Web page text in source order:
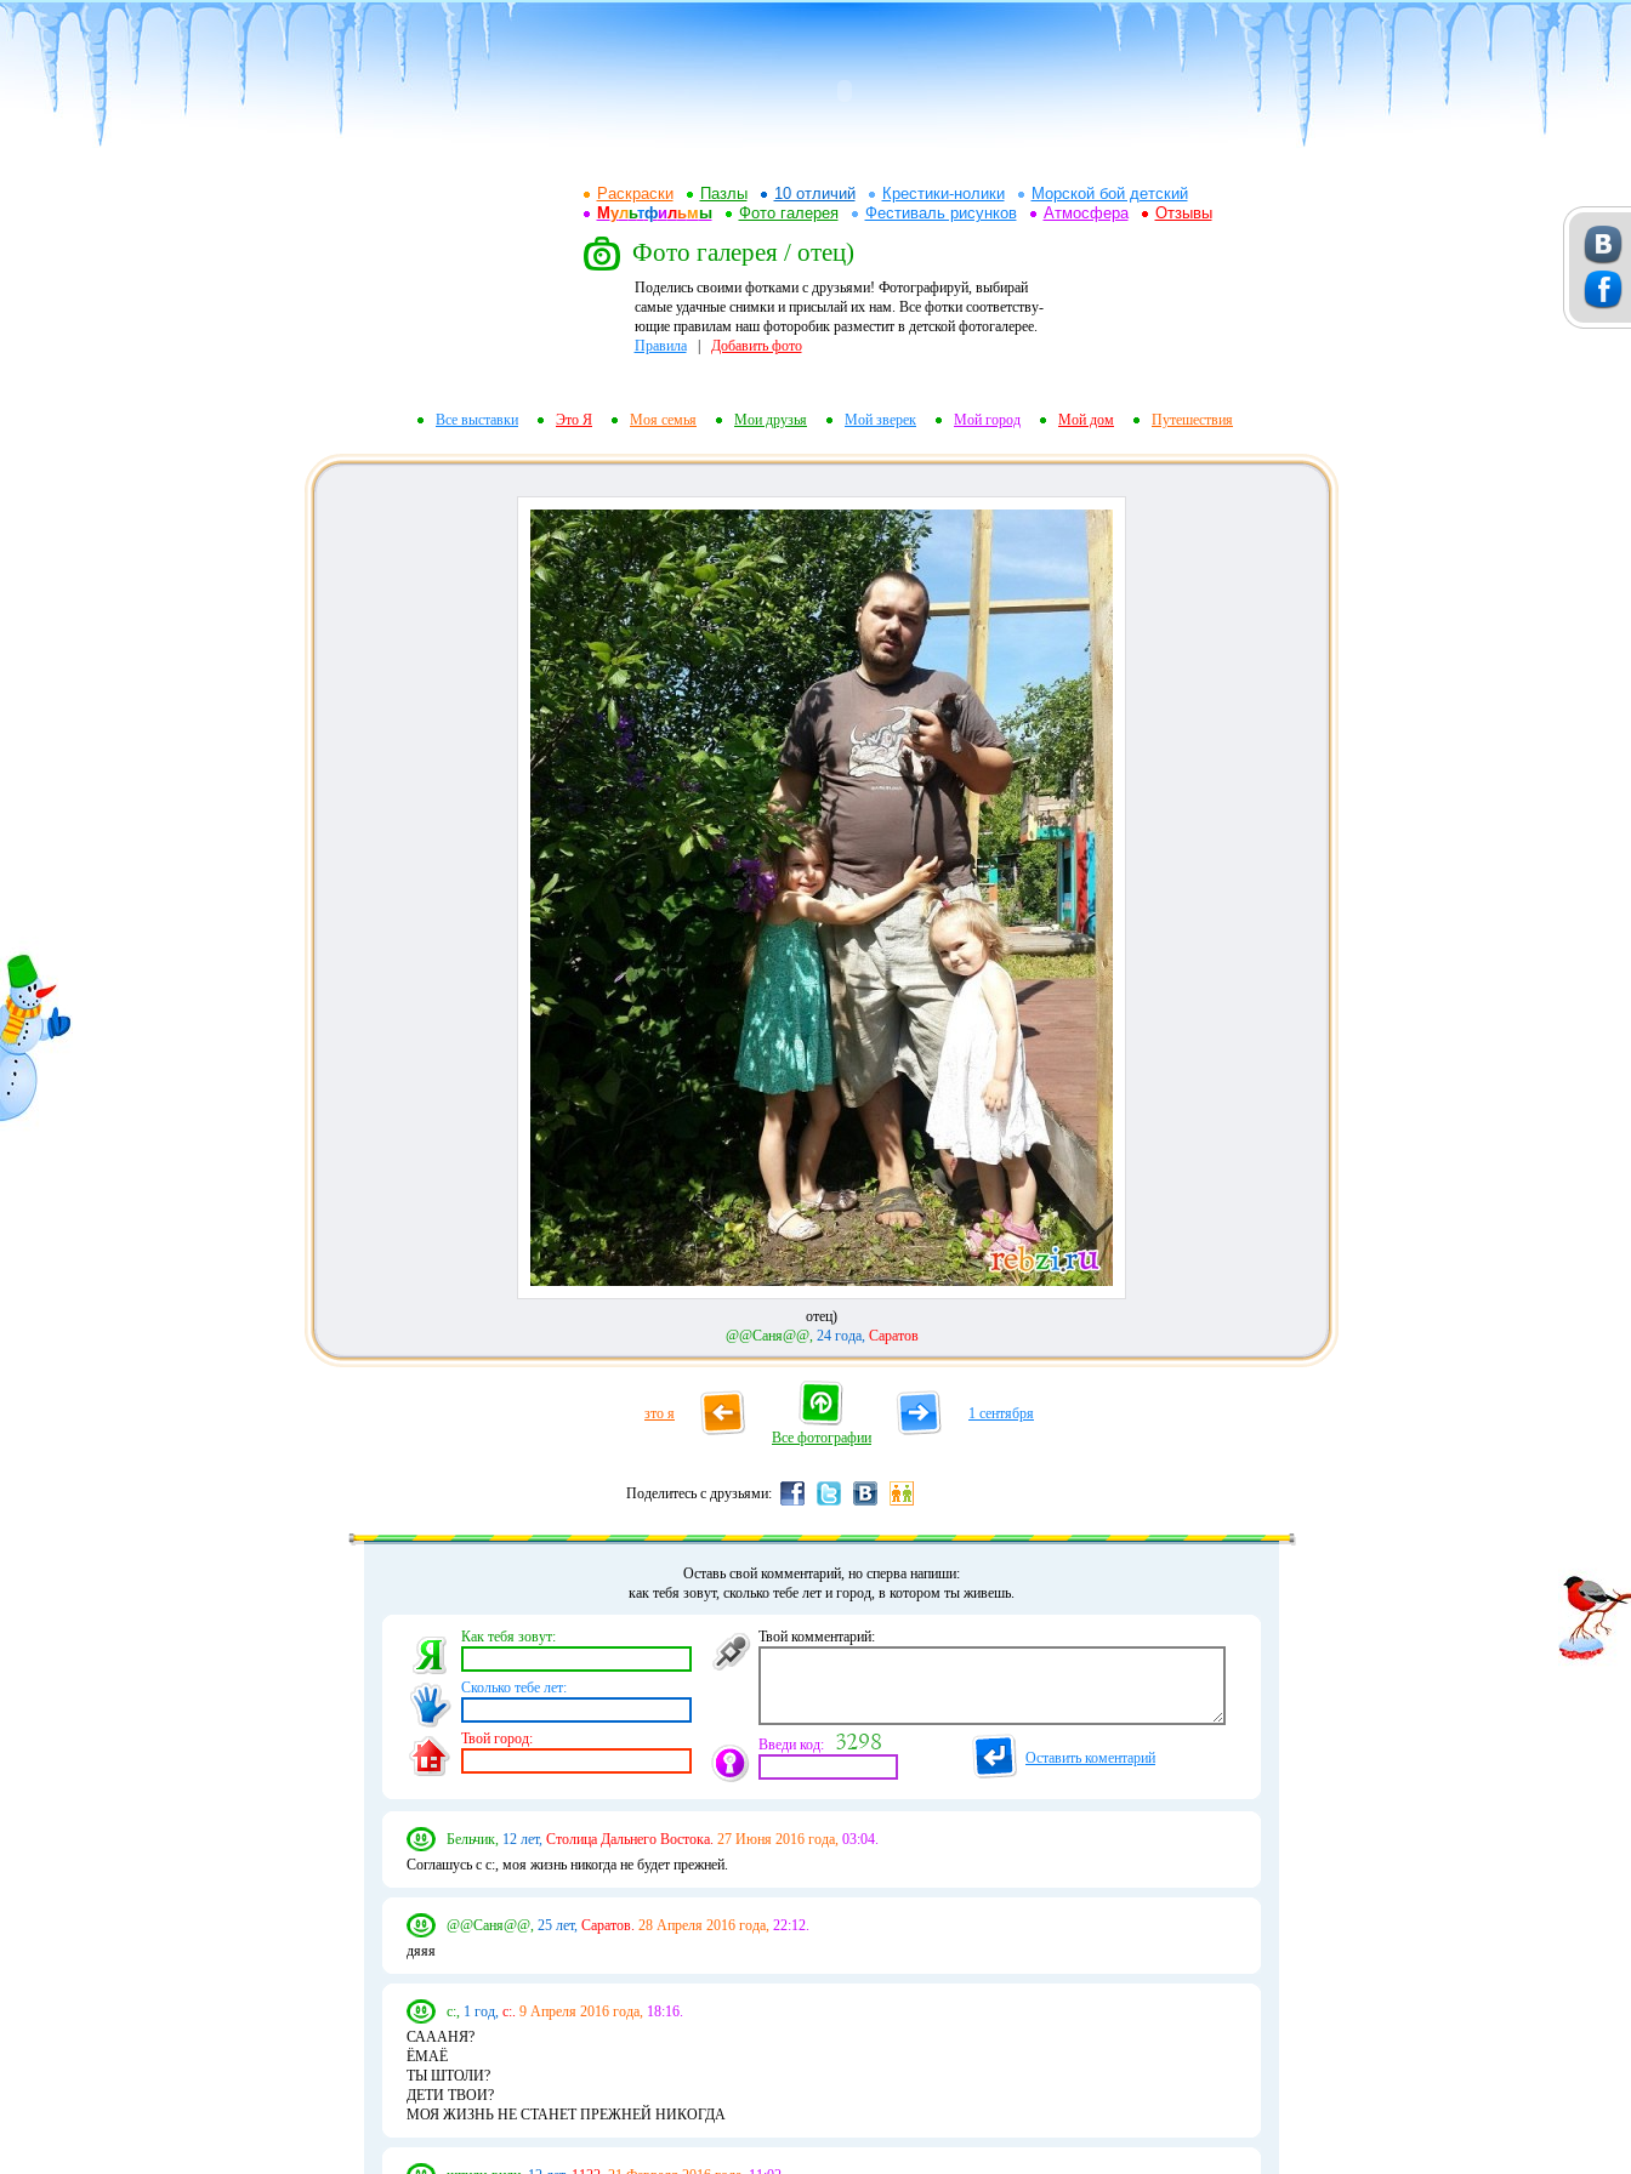
Раскраски Пазлы 10 отличий Крестики-нолики
Морской бой детский
Мультфильмы Фото галерея Фестиваль рисунков Атмосфера Отзывы
Фото галерея / отец)
Поделись своими фотками с друзьями! Фотографируй, выбирай
самые удачные снимки и присылай их нам. Все фотки соответству-
ющие правилам наш фоторобик разместит в детской фотогалерее.
Правила| Добавить фото
Все выставки Это Я Моя семья Мои друзья Мой зверек Мой город Мой дом Путешествия
отец)
@@Caня@@, 24 года, Саратов
зто я
Все фотографии
1 сентября
Поделитесь с друзьями:
Оставь свой комментарий, но сперва напиши:
как тебя зовут, сколько тебе лет и город, в котором ты живешь.
Как тебя зовут:
Сколько тебе лет:
Твой город:
Твой комментарий:
Введи код:
Оставить коментарий
Бельчик, 12 лет, Столица Дальнего Востока. 27 Июня 2016 года, 03:04.
Соглашусь с с:, моя жизнь никогда не будет прежней.
@@Caня@@, 25 лет, Cаратов. 28 Апреля 2016 года, 22:12.
дяяя
с:, 1 год, с:. 9 Апреля 2016 года, 18:16.
САААНЯ?
ЁМАЁ
ТЫ ШТОЛИ?
ДЕТИ ТВОИ?
МОЯ ЖИЗНЬ НЕ СТАНЕТ ПРЕЖНЕЙ НИКОГДА